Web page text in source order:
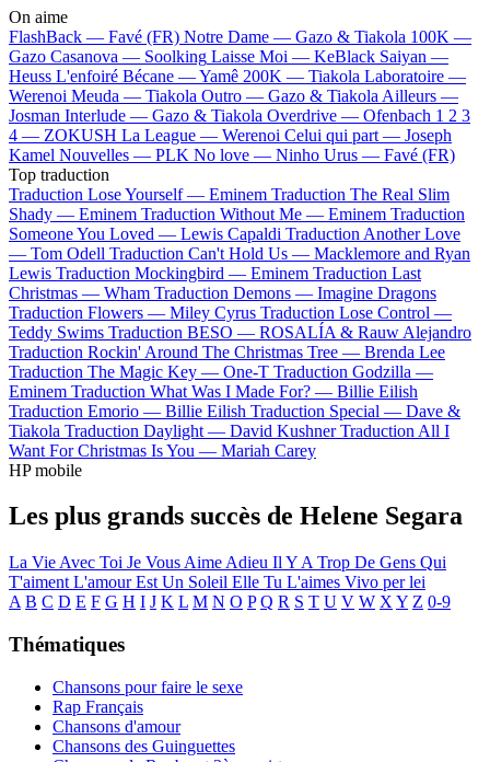
On aime
FlashBack — Favé (FR) Notre Dame — Gazo & Tiakola 100K —
Gazo Casanova — Soolking Laisse Moi — KeBlack Saiyan —
Heuss L'enfoiré Bécane —Yamê 200K — Tiakola Laboratoire —
Werenoi Meuda — Tiakola Outro — Gazo & Tiakola Ailleurs —
Josman Interlude — Gazo & Tiakola Overdrive — Ofenbach 1 2 3
4 — ZOKUSH La League — Werenoi Celui qui part — Joseph
Kamel Nouvelles — PLK No love — Ninho Urus — Favé (FR)
Top traduction
Traduction Lose Yourself — Eminem Traduction The Real Slim
Shady — Eminem Traduction Without Me — Eminem Traduction
Someone You Loved — Lewis Capaldi Traduction Another Love
— Tom Odell Traduction Can't Hold Us — Macklemore and Ryan
Lewis Traduction Mockingbird — Eminem Traduction Last
Christmas — Wham Traduction Demons — Imagine Dragons
Traduction Flowers — Miley Cyrus Traduction Lose Control —
Teddy Swims Traduction BESO — ROSALÍA & Rauw Alejandro
Traduction Rockin' Around The Christmas Tree — Brenda Lee
Traduction The Magic Key — One-T Traduction Godzilla —
Eminem Traduction What Was I Made For? — Billie Eilish
Traduction Emorio — Billie Eilish Traduction Special — Dave &
Tiakola Traduction Daylight — David Kushner Traduction All I
Want For Christmas Is You — Mariah Carey
HP mobile
Les plus grands succès de Helene Segara
La Vie Avec Toi Je Vous Aime Adieu Il Y A Trop De Gens Qui
T'aiment L'amour Est Un Soleil Elle Tu L'aimes Vivo per lei
A B C D E F G H I J K L M N O P Q R S T U V W X Y Z 0-9
Thématiques
Chansons pour faire le sexe
Rap Français
Chansons d'amour
Chansons des Guinguettes